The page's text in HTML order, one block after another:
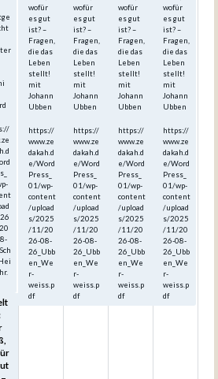
wofür
es gut
ist? –
Fragen,
die das
Leben
stellt!
mit
Johann
Ubben
https://
www.ze
dakah.d
e/Word
Press_
01/wp-
content
/upload
s/2025
/11/20
26-08-
26_Ubb
en_We
r-
weiss.p
df
wofür
es gut
ist? –
Fragen,
die das
Leben
stellt!
mit
Johann
Ubben
https://
www.ze
dakah.d
e/Word
Press_
01/wp-
content
/upload
s/2025
/11/20
26-08-
26_Ubb
en_We
r-
weiss.p
df
wofür
es gut
ist? –
Fragen,
die das
Leben
stellt!
mit
Johann
Ubben
https://
www.ze
dakah.d
e/Word
Press_
01/wp-
content
/upload
s/2025
/11/20
26-08-
26_Ubb
en_We
r-
weiss.p
df
wofür
es gut
ist? –
Fragen,
die das
Leben
stellt!
mit
Johann
Ubben
https://
www.ze
dakah.d
e/Word
Press_
01/wp-
content
/upload
s/2025
/11/20
26-08-
26_Ubb
en_We
r-
weiss.p
df